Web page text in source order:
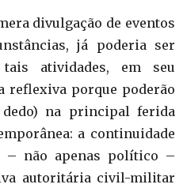
divulgação de eventos
já poderia ser
atividades, em seu
reflexiva porque poderão
na principal ferida
a continuidade
– não apenas político –
autoritária civil-militar